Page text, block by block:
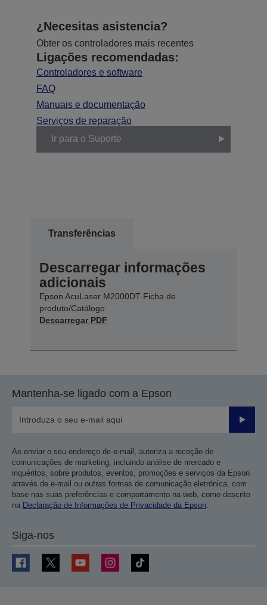
¿Necesitas asistencia?
Obter os controladores mais recentes
Ligações recomendadas:
Controladores e software
FAQ
Manuais e documentação
Serviços de reparação
Ir para o Suporte
Transferências
Descarregar informações
adicionais
Epson AcuLaser M2000DT Ficha de
produto/Catálogo
Descarregar PDF
Mantenha-se ligado com a Epson
Enviar
Ao enviar o seu endereço de e-mail, autoriza a receção de
comunicações de marketing, incluindo análise de mercado e
inquéritos, sobre produtos, eventos, promoções e serviços da Epson
através de e-mail ou outras formas de comunicação eletrónica, com
base nas suas preferências e comportamento na web, como descrito
na Declaração de Informações de Privacidade da Epson
Siga-nos